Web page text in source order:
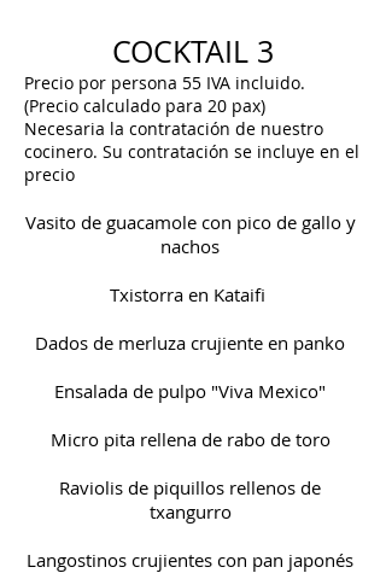
COCKTAIL 3
Precio por persona 55 IVA incluido.
(Precio calculado para 20 pax)
Necesaria la contratación de nuestro
cocinero. Su contratación se incluye en el
precio
Vasito de guacamole con pico de gallo y
nachos
Txistorra en Kataifi
Dados de merluza crujiente en panko
Ensalada de pulpo "Viva Mexico"
Micro pita rellena de rabo de toro
Raviolis de piquillos rellenos de
txangurro
Langostinos crujientes con pan japonés